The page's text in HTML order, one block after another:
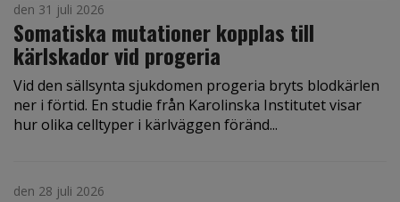
den 31 juli 2026
Somatiska mutationer kopplas till
kärlskador vid progeria
Vid den sällsynta sjukdomen progeria bryts blodkärlen
ner i förtid. En studie från Karolinska Institutet visar
hur olika celltyper i kärlväggen föränd...
den 28 juli 2026